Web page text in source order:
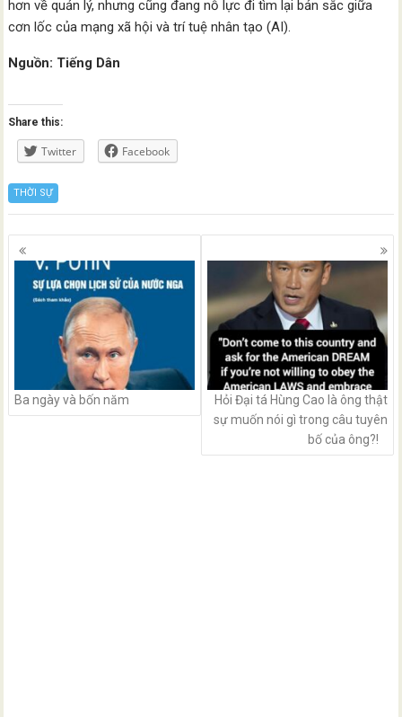
hơn về quản lý, nhưng cũng đang nỗ lực đi tìm lại bản sắc giữa
cơn lốc của mạng xã hội và trí tuệ nhân tạo (AI).
Nguồn: Tiếng Dân
Share this:
Twitter Facebook
THỜI SỰ
Posts
navigation
Ba ngày và bốn năm
Hỏi Đại tá Hùng Cao là ông thật
sự muốn nói gì trong câu tuyên
bố của ông?!